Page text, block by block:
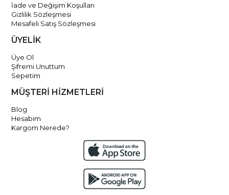
İade ve Değişim Koşulları
Gizlilik Sözleşmesi
Mesafeli Satış Sözleşmesi
ÜYELİK
Üye Ol
Şifremi Unuttum
Sepetim
MÜŞTERİ HİZMETLERİ
Blog
Hesabım
Kargom Nerede?